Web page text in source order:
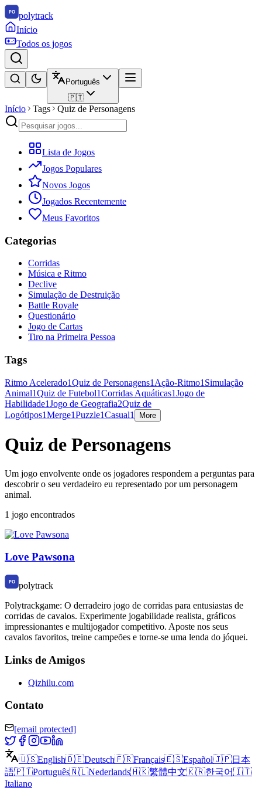
polytrack
Início
Todos os jogos
Português
🇵🇹
Início Tags Quiz de Personagens
Lista de Jogos
Jogos Populares
Novos Jogos
Jogados Recentemente
Meus Favoritos
Categorias
Corridas
Música e Ritmo
Declive
Simulação de Destruição
Battle Royale
Questionário
Jogo de Cartas
Tiro na Primeira Pessoa
Tags
Ritmo Acelerado1Quiz de Personagens1 Ação-Ritmo1 Simulação
Animal1Quiz de Futebol1Corridas Aquáticas1Jogo de
Habilidade1Jogo de Geografia2Quiz de
Logótipos1Merge1Puzzle1Casual1 More
Quiz de Personagens
Um jogo envolvente onde os jogadores respondem a perguntas para
descobrir o seu verdadeiro eu representado por um personagem
animal.
1 jogo encontrados
Love Pawsona
polytrack
Polytrackgame: O derradeiro jogo de corridas para entusiastas de
corridas de cavalos. Experimente jogabilidade realista, gráficos
impressionantes e multijogador competitivo. Aposte nos seus
cavalos favoritos, treine campeões e torne-se uma lenda do jóquei.
Links de Amigos
Qizhilu.com
Contato
[email protected]
🇺🇸English🇩🇪Deutsch🇫🇷Français🇪🇸Español🇯🇵日本
語🇵🇹Português🇳🇱Nederlands🇭🇰繁體中文🇰🇷한국어🇮🇹
Italiano